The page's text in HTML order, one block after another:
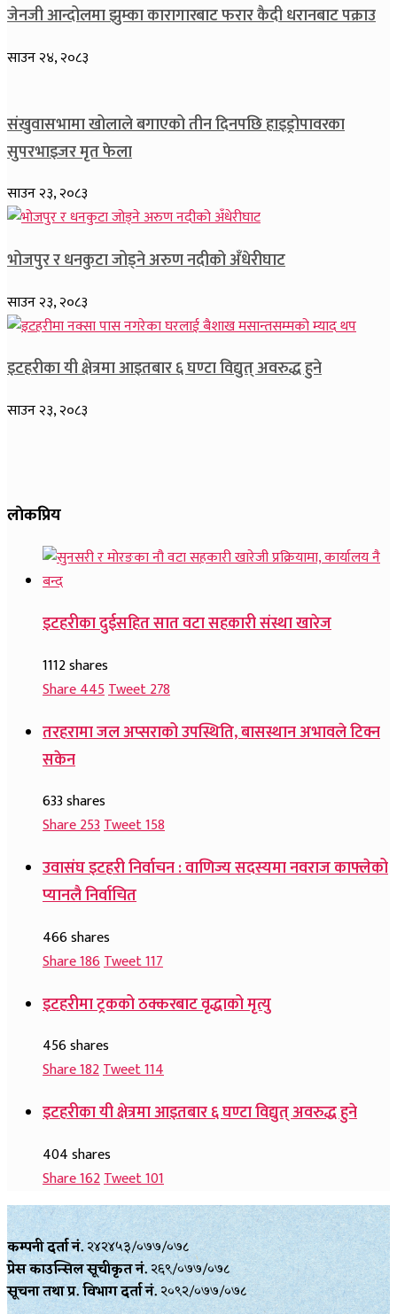
जेनजी आन्दोलमा झुम्का कारागारबाट फरार कैदी धरानबाट पक्राउ
साउन २४, २०८३
संखुवासभामा खोलाले बगाएको तीन दिनपछि हाइड्रोपावरका
सुपरभाइजर मृत फेला
साउन २३, २०८३
भोजपुर र धनकुटा जोड्ने अरुण नदीको अँधेरीघाट
साउन २३, २०८३
इटहरीका यी क्षेत्रमा आइतबार ६ घण्टा विद्युत् अवरुद्ध हुने
साउन २३, २०८३
लाेकप्रिय
इटहरीका दुईसहित सात वटा सहकारी संस्था खारेज
1112 shares
Share445Tweet278
तरहरामा जल अप्सराको उपस्थिति, बासस्थान अभावले टिक्न
सकेन
633 shares
Share253Tweet158
उवासंघ इटहरी निर्वाचन : वाणिज्य सदस्यमा नवराज काफ्लेको
प्यानलै निर्वाचित
466 shares
Share186Tweet117
इटहरीमा ट्रकको ठक्करबाट वृद्धाको मृत्यु
456 shares
Share182Tweet114
इटहरीका यी क्षेत्रमा आइतबार ६ घण्टा विद्युत् अवरुद्ध हुने
404 shares
Share162Tweet101
कम्पनी दर्ता नं.२४२४५३/०७७/०७८
प्रेस काउन्सिल सूचीकृत नं.२६९/०७७/०७८
सूचना तथा प्र‍. विभाग दर्ता नं.२०९२/०७७/०७८